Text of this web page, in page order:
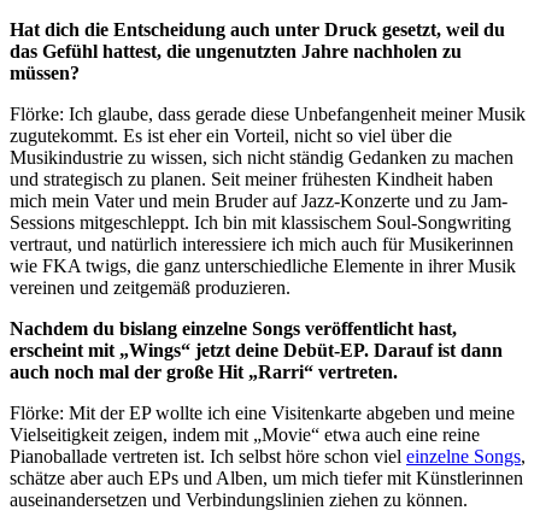
Hat dich die Entscheidung auch unter Druck gesetzt, weil du
das Gefühl hattest, die ungenutzten Jahre nachholen zu
müssen?
Flörke: Ich glaube, dass gerade diese Unbefangenheit meiner Musik
zugutekommt. Es ist eher ein Vorteil, nicht so viel über die
Musikindustrie zu wissen, sich nicht ständig Gedanken zu machen
und strategisch zu planen. Seit meiner frühesten Kindheit haben
mich mein Vater und mein Bruder auf Jazz-Konzerte und zu Jam-
Sessions mitgeschleppt. Ich bin mit klassischem Soul-Songwriting
vertraut, und natürlich interessiere ich mich auch für Musikerinnen
wie FKA twigs, die ganz unterschiedliche Elemente in ihrer Musik
vereinen und zeitgemäß produzieren.
Nachdem du bislang einzelne Songs veröffentlicht hast,
erscheint mit „Wings“ jetzt deine Debüt-EP. Darauf ist dann
auch noch mal der große Hit „Rarri“ vertreten.
Flörke: Mit der EP wollte ich eine Visitenkarte abgeben und meine
Vielseitigkeit zeigen, indem mit „Movie“ etwa auch eine reine
Pianoballade vertreten ist. Ich selbst höre schon viel einzelne Songs,
schätze aber auch EPs und Alben, um mich tiefer mit Künstlerinnen
auseinandersetzen und Verbindungslinien ziehen zu können.